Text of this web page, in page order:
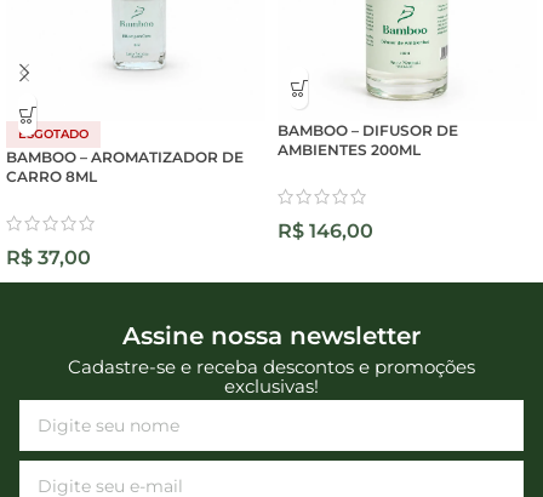
ESGOTADO
BAMBOO – AROMATIZADOR DE
CARRO 8ML
R$ 37,00
BAMBOO – DIFUSOR DE
AMBIENTES 200ML
R$ 146,00
Assine nossa newsletter
Cadastre-se e receba descontos e promoções
exclusivas!